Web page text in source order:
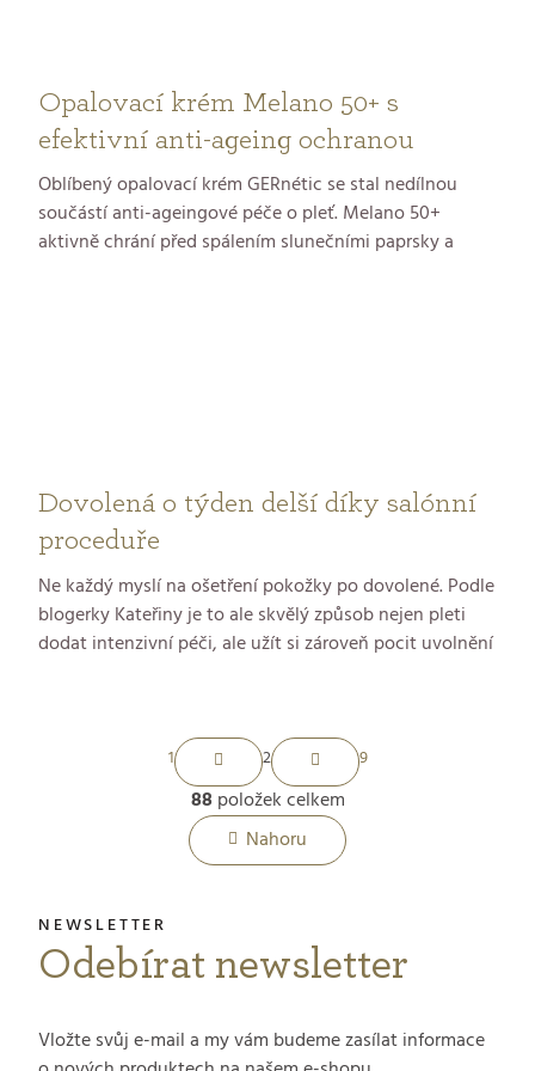
Opalovací krém Melano 50+ s
efektivní anti-ageing ochranou
Oblíbený opalovací krém GERnétic se stal nedílnou
součástí anti-ageingové péče o pleť. Melano 50+
aktivně chrání před spálením slunečními paprsky a
Dovolená o týden delší díky salónní
proceduře
Ne každý myslí na ošetření pokožky po dovolené. Podle
blogerky Kateřiny je to ale skvělý způsob nejen pleti
dodat intenzivní péči, ale užít si zároveň pocit uvolnění
se podívat s námi a Kateřinou doKosmetického studia
GERnétic v pražských Řepích.
O
v
á
a
S
t
r
á
o
á
1 2 9
88 položek celkem
Nahoru
Odebírat newsletter
Vložte svůj e-mail a my vám budeme zasílat informace